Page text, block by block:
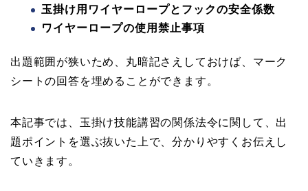
玉掛け用ワイヤーロープとフックの安全係数
ワイヤーロープの使用禁止事項
出題範囲が狭いため、丸暗記さえしておけば、マーク
シートの回答を埋めることができます。
本記事では、玉掛け技能講習の関係法令に関して、出
題ポイントを選ぶ抜いた上で、分かりやすくお伝えし
ていきます。